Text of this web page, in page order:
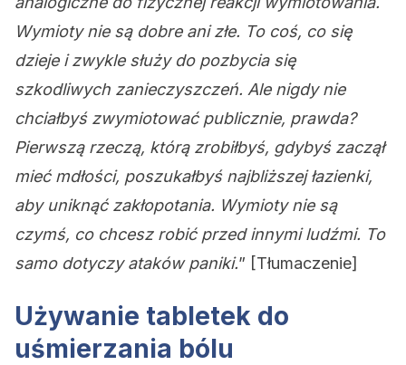
Wymioty nie są dobre ani złe. To coś, co się
dzieje i zwykle służy do pozbycia się
szkodliwych zanieczyszczeń. Ale nigdy nie
chciałbyś zwymiotować publicznie, prawda?
Pierwszą rzeczą, którą zrobiłbyś, gdybyś zaczął
mieć mdłości, poszukałbyś najbliższej łazienki,
aby uniknąć zakłopotania. Wymioty nie są
czymś, co chcesz robić przed innymi ludźmi. To
samo dotyczy ataków paniki.” [Tłumaczenie]
Używanie tabletek do
uśmierzania bólu